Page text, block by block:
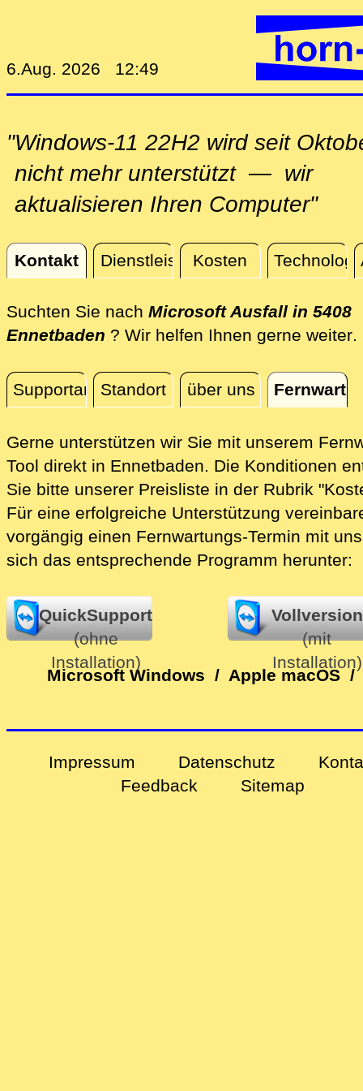
6.Aug. 2026 12:49
"Windows-11 22H2 wird seit
nicht mehr unterstützt — wir
aktualisieren Ihren Computer"
Kontakt Dienstleistungen
Kosten
Kontakt
Suchten Sie nach Microsoft Ausfall in 5408
Ennetbaden ? Wir helfen Ihnen gerne weiter.
SupportanfrageStandort über uns
Fernwartung
Gerne unterstützen wir Sie mit unserem
Tool direkt in Ennetbaden. Die Konditionen
Sie bitte unserer Preisliste in der Rubrik
Für eine erfolgreiche Unterstützung
vorgängig einen Fernwartungs-Termin mit
sich das entsprechende Programm herunter:
QuickSupport
(ohne
Installation)
Vollversion
(mit
Installation)
Microsoft Windows /Apple macOS /
Impressum Datenschutz
Feedback
Sitemap